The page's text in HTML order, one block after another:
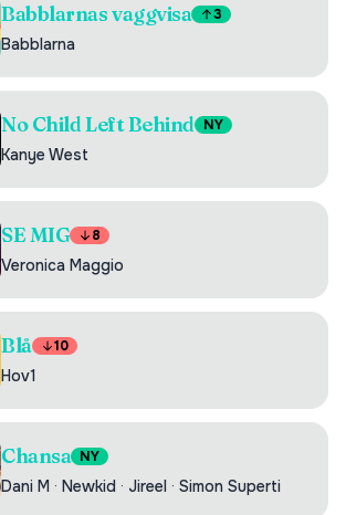
Babblarnas vaggvisa 3
Babblarna
No Child Left Behind NY
Kanye West
SE MIG 8
Veronica Maggio
Blå 10
Hov1
Chansa NY
Dani M · Newkid · Jireel · Simon Superti